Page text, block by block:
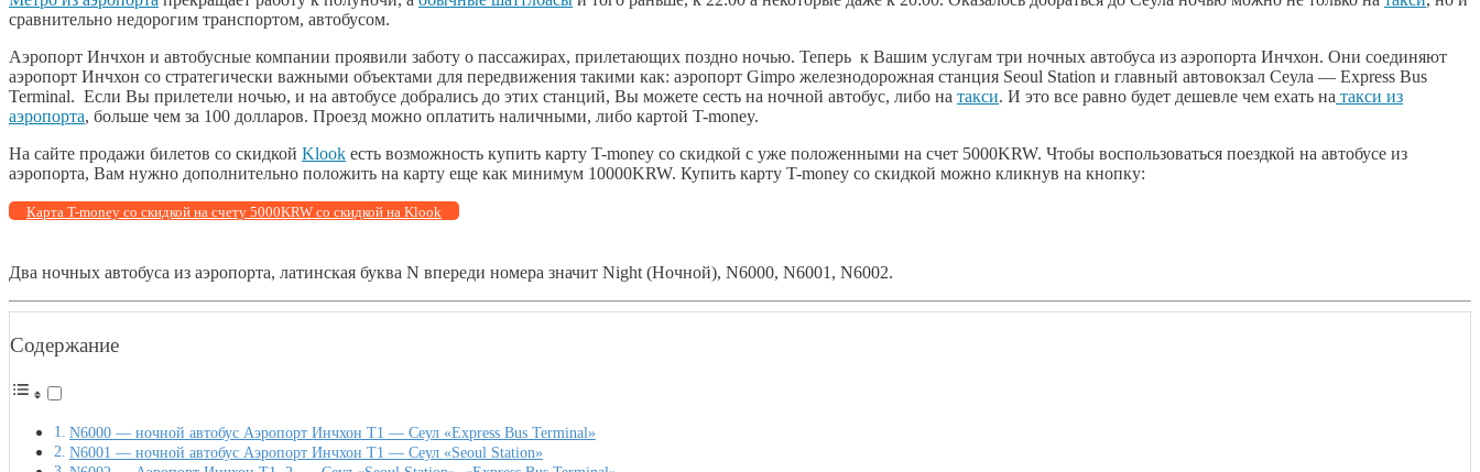
сравнительно недорогим транспортом, автобусом.
Аэропорт Инчхон и автобусные компании проявили заботу о пассажирах, прилетающих поздно ночью. Теперь к Вашим услугам три ночных автобуса из аэропорта Инчхон. Они соединяют
аэропорт Инчхон со стратегически важными объектами для передвижения такими как: аэропорт Gimpo железнодорожная станция Seoul Station и главный автовокзал Сеула — Express Bus
Terminal. Если Вы прилетели ночью, и на автобусе добрались до этих станций, Вы можете сесть на ночной автобус, либо на такси. И это все равно будет дешевле чем ехать на такси из
аэропорта, больше чем за 100 долларов. Проезд можно оплатить наличными, либо картой T-money.
На сайте продажи билетов со скидкой Klook есть возможность купить карту T-money со скидкой с уже положенными на счет 5000KRW. Чтобы воспользоваться поездкой на автобусе из
аэропорта, Вам нужно дополнительно положить на карту еще как минимум 10000KRW. Купить карту T-money со скидкой можно кликнув на кнопку:
Карта T-money со скидкой на счету 5000KRW со скидкой на Klook
Два ночных автобуса из аэропорта, латинская буква N впереди номера значит Night (Ночной), N6000, N6001, N6002.
Содержание
N6000 — ночной автобус Аэропорт Инчхон Т1 — Сеул «Express Bus Terminal»
N6001 — ночной автобус Аэропорт Инчхон Т1 — Сеул «Seoul Station»